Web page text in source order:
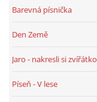
SMYSLOVÁ AKTIVITA
Barevná písnička
Den Země
Jaro - nakresli si zvířátko
Píseň - V lese